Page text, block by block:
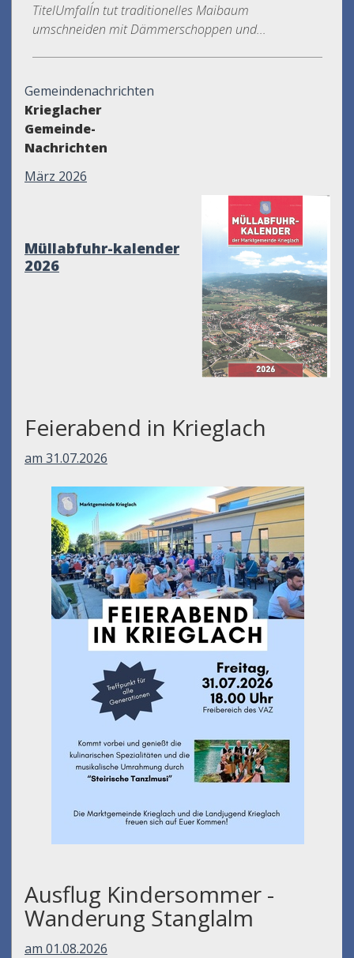
TitelUmfall´n tut traditionelles Maibaum
umschneiden mit Dämmerschoppen und...
Gemeindenachrichten
Krieglacher
Gemeinde-
Nachrichten
März 2026
Müllabfuhr-kalender
2026
Feierabend in Krieglach
am 31.07.2026
Ausflug Kindersommer -
Wanderung Stanglalm
am 01.08.2026